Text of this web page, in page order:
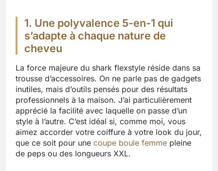
1. Une polyvalence 5-en-1 qui
s’adapte à chaque nature de
cheveu
La force majeure du shark flexstyle réside dans sa
trousse d’accessoires. On ne parle pas de gadgets
inutiles, mais d’outils pensés pour des résultats
professionnels à la maison. J’ai particulièrement
apprécié la facilité avec laquelle on passe d’un
style à l’autre. C’est idéal si, comme moi, vous
aimez accorder votre coiffure à votre look du jour,
que ce soit pour une coupe boule femme pleine
de peps ou des longueurs XXL.